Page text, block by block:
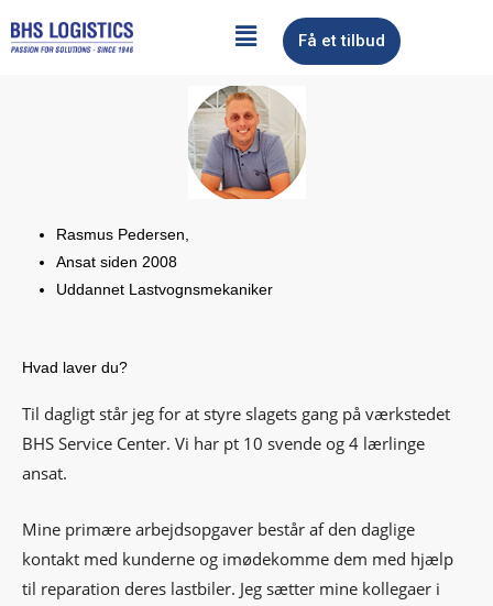
Main
Menu
Få et tilbud
Rasmus Pedersen,
Ansat siden 2008
Uddannet Lastvognsmekaniker
Hvad laver du?
Til dagligt står jeg for at styre slagets gang på værkstedet
BHS Service Center. Vi har pt 10 svende og 4 lærlinge
ansat.
Mine primære arbejdsopgaver består af den daglige
kontakt med kunderne og imødekomme dem med hjælp
til reparation deres lastbiler. Jeg sætter mine kollegaer i